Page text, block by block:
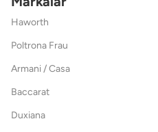
Haworth
Poltrona Frau
Armani / Casa
Baccarat
Duxiana